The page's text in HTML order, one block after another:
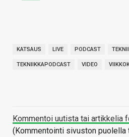
KATSAUS LIVE PODCAST
TEKNIIKKAPODCAST VIDEO
Kommentoi uutista tai artikkelia
(Kommentointi sivuston